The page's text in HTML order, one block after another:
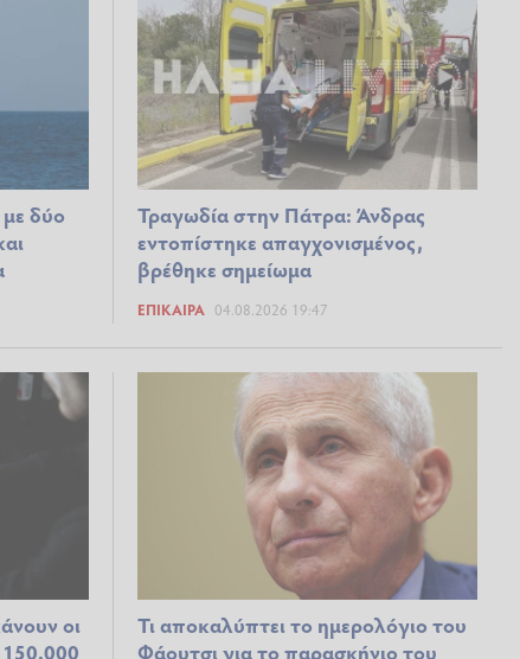
δύο
Τραγωδία στην Πάτρα: Άνδρας
εντοπίστηκε απαγχονισμένος,
βρέθηκε σημείωμα
ΕΠΊΚΑΙΡΑ 04.08.2026 19:47
οι
Τι αποκαλύπτει το ημερολόγιο του
Φάουτσι για το παρασκήνιο του